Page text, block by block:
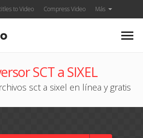
to Video Compress Video Más
SCT a SIXEL
sct a sixel en línea y gratis